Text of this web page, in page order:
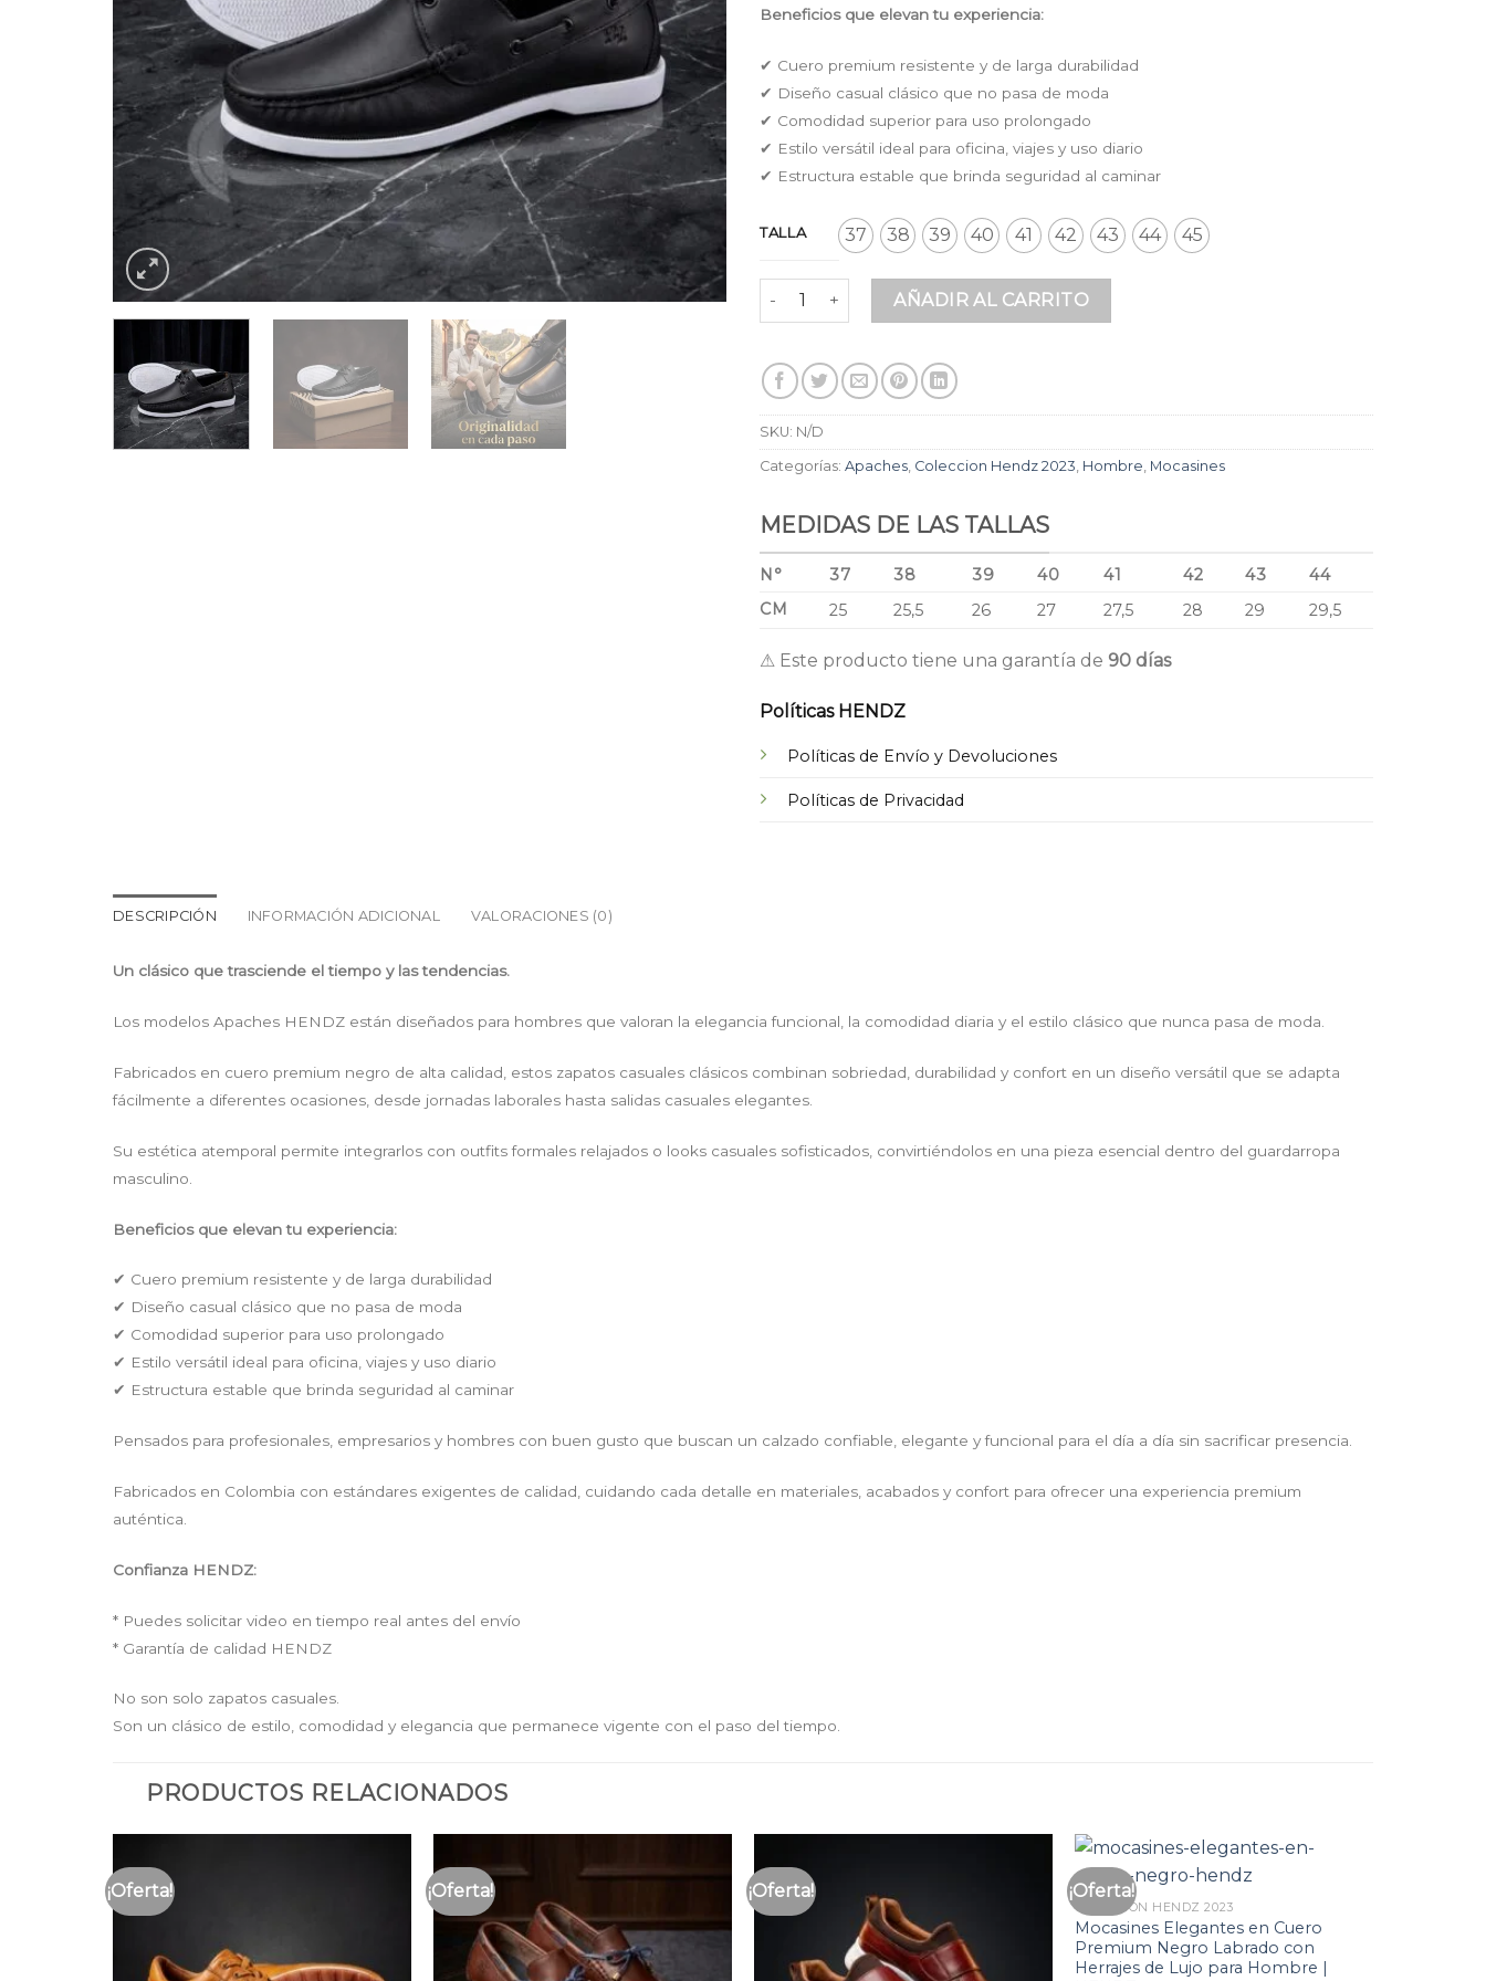
Beneficios que elevan tu experiencia:
✔ Cuero premium resistente y de larga durabilidad
✔ Diseño casual clásico que no pasa de moda
✔ Comodidad superior para uso prolongado
✔ Estilo versátil ideal para oficina, viajes y uso diario
✔ Estructura estable que brinda seguridad al caminar
TALLA 37 38 39 40 41 42 43 44 45
Apaches Negro en Cuero Premium Estilo Casual Clásico para Hombre | HENDZ cantidad
AÑADIR AL CARRITO
SKU: N/D
Categorías: Apaches Coleccion Hendz 2023 Hombre Mocasines
MEDIDAS DE LAS TALLAS
N° 37 38 39 40 41 42 43
44
CM
25 25,5 26 27 27,5 28 29 29,5
⚠ Este producto tiene una garantía de 90 días
Políticas HENDZ
Políticas de Envío y Devoluciones
Políticas de Privacidad
DESCRIPCIÓN INFORMACIÓN ADICIONAL VALORACIONES (0)
Un clásico que trasciende el tiempo y las tendencias.
Los modelos Apaches HENDZ están diseñados para hombres que valoran la elegancia funcional, la comodidad diaria y el estilo clásico que nunca pasa de moda.
Fabricados en cuero premium negro de alta calidad, estos zapatos casuales clásicos combinan sobriedad, durabilidad y confort en un diseño versátil que se adapta
fácilmente a diferentes ocasiones, desde jornadas laborales hasta salidas casuales elegantes.
Su estética atemporal permite integrarlos con outfits formales relajados o looks casuales sofisticados, convirtiéndolos en una pieza esencial dentro del guardarropa
masculino.
Beneficios que elevan tu experiencia:
✔ Cuero premium resistente y de larga durabilidad
✔ Diseño casual clásico que no pasa de moda
✔ Comodidad superior para uso prolongado
✔ Estilo versátil ideal para oficina, viajes y uso diario
✔ Estructura estable que brinda seguridad al caminar
Pensados para profesionales, empresarios y hombres con buen gusto que buscan un calzado confiable, elegante y funcional para el día a día sin sacrificar presencia.
Fabricados en Colombia con estándares exigentes de calidad, cuidando cada detalle en materiales, acabados y confort para ofrecer una experiencia premium
auténtica.
Confianza HENDZ:
* Puedes solicitar video en tiempo real antes del envío
* Garantía de calidad HENDZ
No son solo zapatos casuales.
Son un clásico de estilo, comodidad y elegancia que permanece vigente con el paso del tiempo.
PRODUCTOS RELACIONADOS
¡Oferta! ¡Oferta! ¡Oferta! ¡Oferta!
COLECCION HENDZ 2023
Mocasines Elegantes en Cuero
Premium Negro Labrado con
Herrajes de Lujo para Hombre |